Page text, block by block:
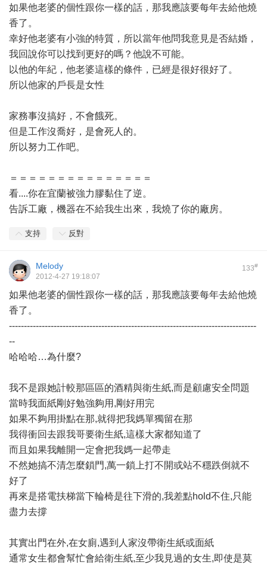
如果他老婆的個性跟你一樣的話，那我應該要每年去給他燒
香了。
幸好他老婆有小強的特質，所以當年他問我意見是否結婚，
我回說你可以找到更好的嗎？他說不可能。
以他的年紀，他老婆這樣的條件，已經是很好很好了。
所以他家的戶長是女性
家務事沒搞好，不會餓死。
但是工作沒喬好，是會死人的。
所以努力工作吧。
＝＝＝＝＝＝＝＝＝＝＝＝＝＝＝
看....你在宜蘭被強力膠黏住了逆。
告訴工廠，機器在不給我生出來，我燒了你的廠房。
支持 反對
133#
Melody
2012-4-27 19:18:07
如果他老婆的個性跟你一樣的話，那我應該要每年去給他燒
香了。
-----------------------------------------------------------------------------------
--
哈哈哈…為什麼?
我不是跟她計較那區區的酒精與衛生紙,而是顧慮安全問題
當時我面紙剛好勉強夠用,剛好用完
如果不夠用掛點在那,就得把我媽單獨留在那
我得衝回去跟我哥要衛生紙,這樣大家都知道了
而且如果我離開一定會把我媽一起帶走
不然她搞不清怎麼鎖門,萬一鎖上打不開或站不穩跌倒就不
好了
再來是搭電扶梯當下輪椅是往下滑的,我差點hold不住,只能
盡力去撐
其實出門在外,在女廁,遇到人家沒帶衛生紙或面紙
通常女生都會幫忙會給衛生紙,至少我見過的女生,即使是莫